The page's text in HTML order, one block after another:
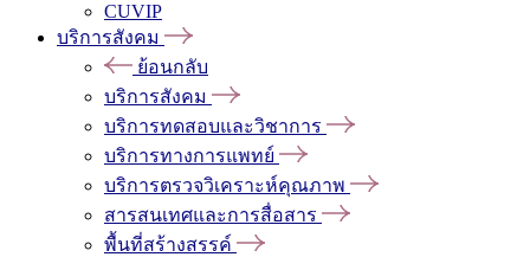
CUVIP
บริการสังคม
ย้อนกลับ
บริการสังคม
บริการทดสอบและวิชาการ
บริการทางการแพทย์
บริการตรวจวิเคราะห์คุณภาพ
สารสนเทศและการสื่อสาร
พื้นที่สร้างสรรค์